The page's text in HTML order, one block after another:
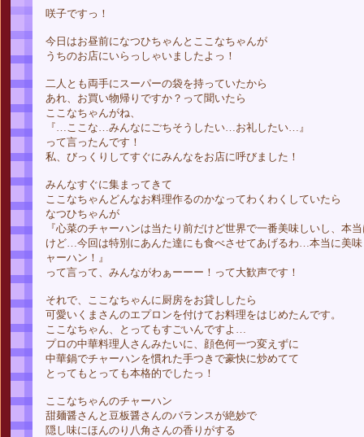
咲子ですっ！
今日はお昼前になつひちゃんとここなちゃんが
うちのお店にいらっしゃいましたよっ！
二人とも両手にスーパーの袋を持っていたから
あれ、お買い物帰りですか？って聞いたら
ここなちゃんがね、
『…ここな…みんなにごちそうしたい…お礼したい…』
って言ったんです！
私、びっくりしてすぐにみんなをお店に呼びました！
みんなすぐに集まってきて
ここなちゃんどんなお料理作るのかなってわくわくしていたら
なつひちゃんが
『心菜のチャーハンは当たり前だけど世界で一番美味しいし、本
けど…今回は特別にあんた達にも食べさせてあげるわ…本当に美
ャーハン！』
って言って、みんながわぁーーー！って大歓声です！
それで、ここなちゃんに厨房をお貸ししたら
可愛いくまさんのエプロンを付けてお料理をはじめたんです。
ここなちゃん、とってもすごいんですよ…
プロの中華料理人さんみたいに、顔色何一つ変えずに
中華鍋でチャーハンを慣れた手つきで豪快に炒めてて
とってもとっても本格的でしたっ！
ここなちゃんのチャーハン
甜麺醤さんと豆板醤さんのバランスが絶妙で
隠し味にほんのり八角さんの香りがする